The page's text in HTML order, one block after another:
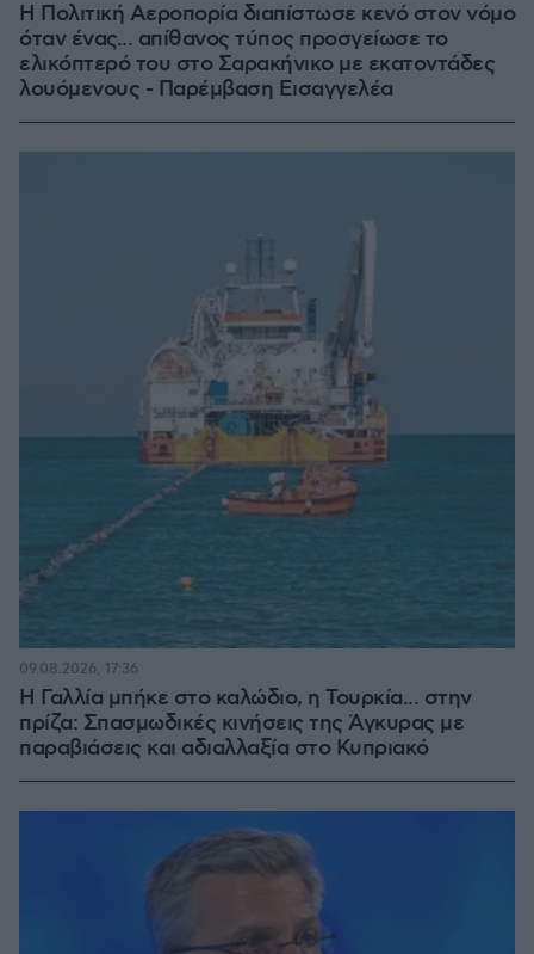
Η Πολιτική Αεροπορία διαπίστωσε κενό στον νόμο
όταν ένας... απίθανος τύπος προσγείωσε το
ελικόπτερό του στο Σαρακήνικο με εκατοντάδες
λουόμενους - Παρέμβαση Εισαγγελέα
Η Γαλλία μπήκε στο καλώδιο, η Τουρκία... στην
πρίζα: Σπασμωδικές κινήσεις της Άγκυρας με
παραβιάσεις και αδιαλλαξία στο Κυπριακό
09.08.2026, 17:36